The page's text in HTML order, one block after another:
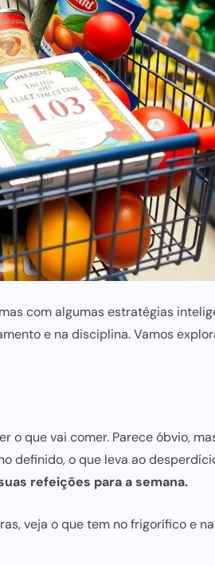
com algumas estratégias
e na disciplina. Vamos
o que vai comer. Parece óbvio,
definido, o que leva ao
refeições paraa semana.
veja o que tem no frigorífico e